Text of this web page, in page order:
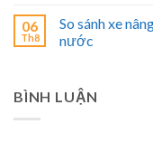
06
Th8
So sánh xe
nước
BÌNH LUẬN